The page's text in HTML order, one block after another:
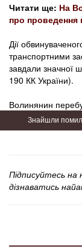
Читати ще: На
про проведення
Дії
транспортними
завдали значної
190 КК України).
Волинянин
Знайшли
Підписуйтесь на
дізнаватись